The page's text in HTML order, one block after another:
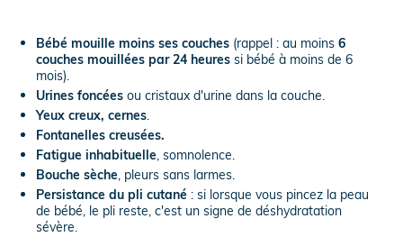
Bébé mouille moins ses couches (rappel : au moins 6
couches mouillées par 24 heures si bébé à moins de 6
mois).
Urines foncées ou cristaux d'urine dans la couche.
Yeux creux, cernes.
Fontanelles creusées.
Fatigue inhabituelle, somnolence.
Bouche sèche, pleurs sans larmes.
Persistance du pli cutané : si lorsque vous pincez la peau
de bébé, le pli reste, c'est un signe de déshydratation
sévère.